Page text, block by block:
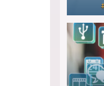
Geld verdienen ↻ Täglich